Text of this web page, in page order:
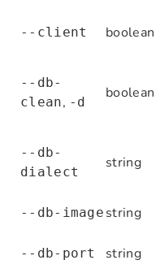
--client boolean
--db-
clean, -d
boolean
--db-
dialect
string
--db-image string
--db-port string